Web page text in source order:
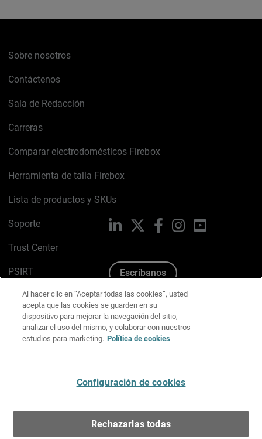
Sobre nosotros
Contáctenos
Sala de Redacción
Carreras
Comparar electrodomésticos Firebox
Herramienta de talla Firebox
Lista de productos y SKUs
Soporte
Trust Center
PSIRT
Política de cookies
Política de privacidad
Kit de medios y marca
LinkedIn FacebookInstagramYouTube
Escríbanos
Al hacer clic en “Aceptar todas las cookies”, usted
acepta que las cookies se guarden en su
dispositivo para mejorar la navegación del sitio,
analizar el uso del mismo, y colaborar con nuestros
estudios para marketing. Política de cookies
Configuración de cookies
Rechazarlas todas